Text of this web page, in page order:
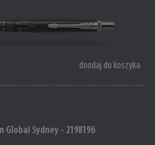
doodaj do koszyka
Global Sydney - 2198196